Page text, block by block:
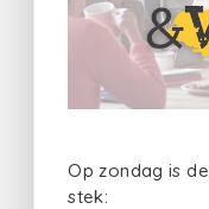
Op zondag is de
stek: